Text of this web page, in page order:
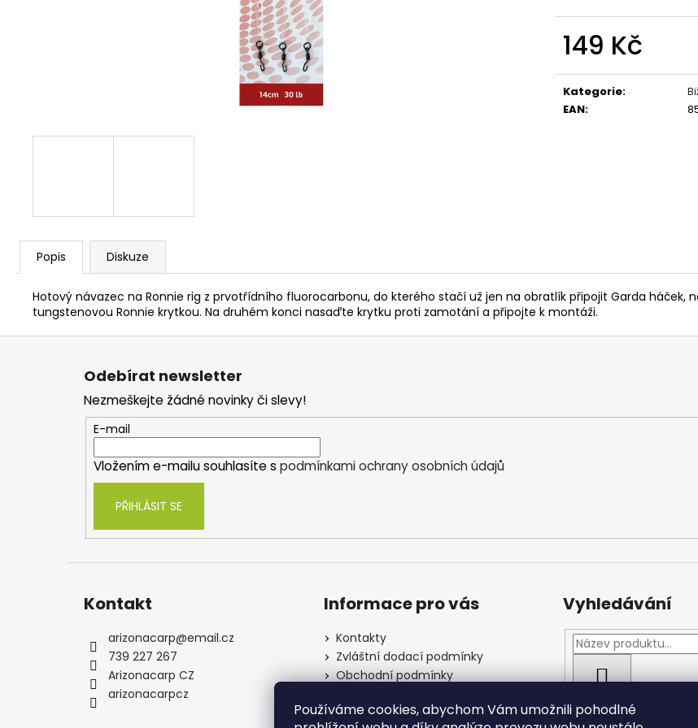
Používáme cookies, abychom Vám umožnili pohodlné
149 Kč
cena:
Kategorie:
EAN:
Popis Diskuze
Hotový návazec na Ronnie rig z prvotřídního fluorocarbonu, do kterého stačí už jen na obratlík připojit Garda háček,
tungstenovou Ronnie krytkou. Na druhém konci nasaďte krytku proti zamotání a připojte k montáži.
Z
Odebírat newsletter
Nezmeškejte žádné novinky či slevy!
E-mail
Vložením e-mailu souhlasíte s podmínkami ochrany osobních údajů
PŘIHLÁSIT SE
Kontakt
arizonacarp@email.cz
739 227 267
Arizonacarp CZ
arizonacarpcz
Informace pro vás
Kontakty
Zvláštní dodací podmínky
Obchodní podmínky
osobních údajů
Vyhledávání
HLEDAT